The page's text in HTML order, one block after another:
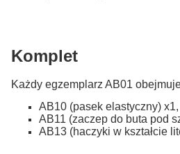
Komplet
Każdy egzemplarz AB01
AB10 (pasek elastyczny) x1,
AB11 (zaczep do buta pod
AB13 (haczyki w kształcie